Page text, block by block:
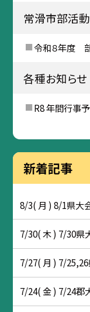
常滑市部活
令和８年度
各種お知らせ
R8 年間行事
新着記事
8/3( 月 ) 8/1県大
7/30( 木 ) 7/30県
7/27( 月 ) 7/
7/24( 金 ) 7/24郡